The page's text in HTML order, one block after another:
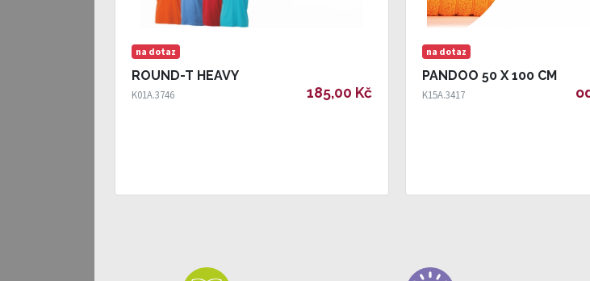
na dotaz
ROUND-T HEAVY
K01A.3746 185,00 Kč
na dotaz
PANDOO 50 X 100 CM
K15A.3417